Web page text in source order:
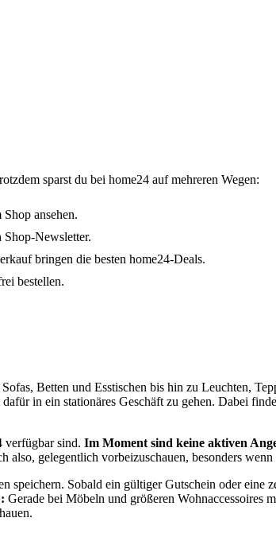
sparst du bei home24 auf mehreren Wegen:
ansehen.
Newsletter.
bringen die besten home24-Deals.
bestellen.
Betten und Esstischen bis hin zu Leuchten,
in ein stationäres Geschäft zu gehen. Dabei
verfügbar sind. Im Moment sind keine aktiven
gelegentlich vorbeizuschauen, besonders
speichern. Sobald ein gültiger Gutschein oder
Gerade bei Möbeln und größeren Wohnaccessoires